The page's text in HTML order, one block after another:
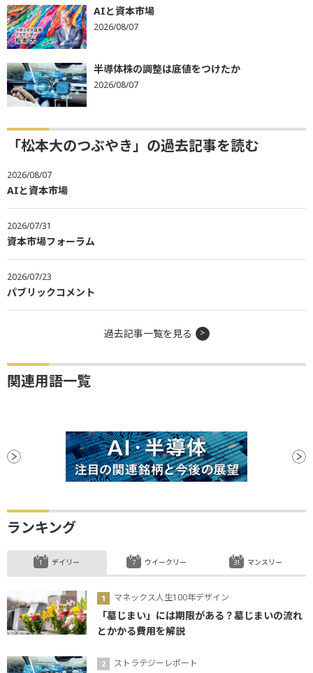
AIと資本市場
2026/08/07
半導体株の調整は底値をつけたか
2026/08/07
「松本大のつぶやき」の過去記事を読む
2026/08/07
AIと資本市場
2026/07/31
資本市場フォーラム
2026/07/23
パブリックコメント
過去記事一覧を見る
関連用語一覧
ランキング
デイリー
マネックス人生100年デザイン
「墓じまい」には期限がある？墓じまいの流れ
とかかる費用を解説
ストラテジーレポート
ウイークリー マンスリー